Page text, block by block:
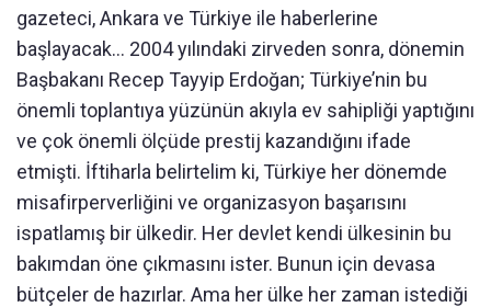
gazeteci, Ankara ve Türkiye ile haberlerine
başlayacak… 2004 yılındaki zirveden sonra, dönemin
Başbakanı Recep Tayyip Erdoğan; Türkiye’nin bu
önemli toplantıya yüzünün akıyla ev sahipliği yaptığını
ve çok önemli ölçüde prestij kazandığını ifade
etmişti. İftiharla belirtelim ki, Türkiye her dönemde
misafirperverliğini ve organizasyon başarısını
ispatlamış bir ülkedir. Her devlet kendi ülkesinin bu
bakımdan öne çıkmasını ister. Bunun için devasa
bütçeler de hazırlar. Ama her ülke her zaman istediği